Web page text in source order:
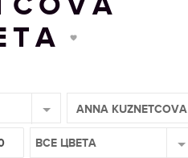
ANNA KUZNETCOVA
ВСЕ ЦВЕТА